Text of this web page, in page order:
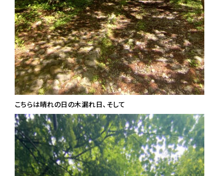
こちらは晴れの日の木漏れ日、そして